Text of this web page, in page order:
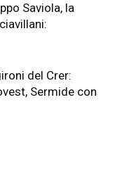
Saviola, la
del Crer:
Sermide con